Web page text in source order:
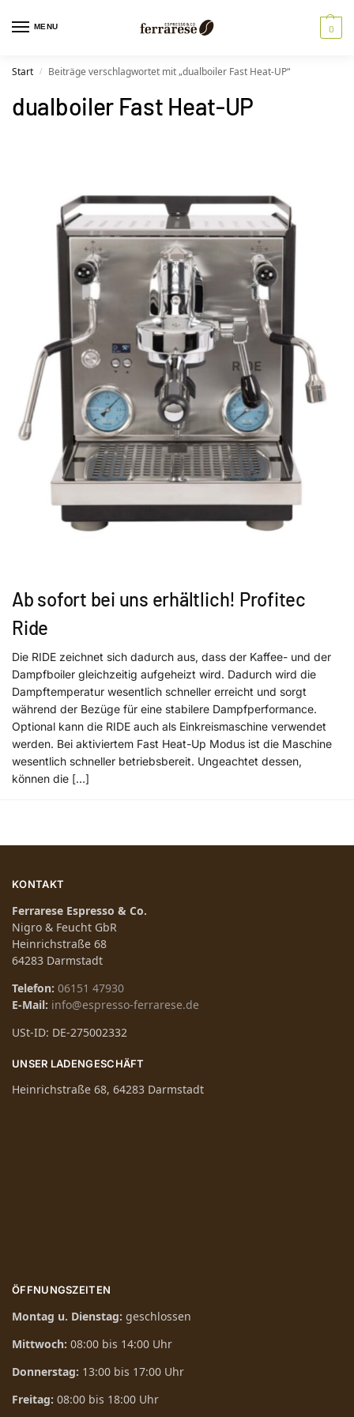
MENU 0
Start / Beiträge verschlagwortet mit „dualboiler Fast Heat-UP“
dualboiler Fast Heat-UP
Ab sofort bei uns erhältlich! Profitec
Ride
Die RIDE zeichnet sich dadurch aus, dass der Kaffee- und der
Dampfboiler gleichzeitig aufgeheizt wird. Dadurch wird die
Dampftemperatur wesentlich schneller erreicht und sorgt
während der Bezüge für eine stabilere Dampfperformance.
Optional kann die RIDE auch als Einkreismaschine verwendet
werden. Bei aktiviertem Fast Heat-Up Modus ist die Maschine
wesentlich schneller betriebsbereit. Ungeachtet dessen,
können die […]
KONTAKT
Ferrarese Espresso & Co.
Nigro & Feucht GbR
Heinrichstraße 68
64283 Darmstadt
Telefon: 06151 47930
E-Mail: info@espresso-ferrarese.de
USt-ID: DE-275002332
UNSER LADENGESCHÄFT
Heinrichstraße 68, 64283 Darmstadt
ÖFFNUNGSZEITEN
Montag u. Dienstag: geschlossen
Mittwoch: 08:00 bis 14:00 Uhr
Donnerstag: 13:00 bis 17:00 Uhr
Freitag: 08:00 bis 18:00 Uhr